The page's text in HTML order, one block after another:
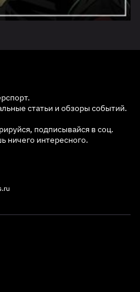
статьи и обзоры событий.
подписывайся в соц.
ничего интересного.